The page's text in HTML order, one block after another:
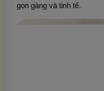
gọn gàng và tinh tế.